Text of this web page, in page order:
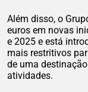
Além disso, o
euros em novas
e 2025 e está
mais restritivos
de uma
atividades.